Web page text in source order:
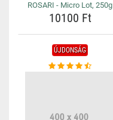
ROSARI - Micro Lot, 250g
10100 Ft
ÚJDONSÁG